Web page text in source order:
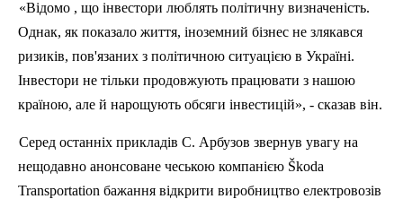
«Відомо , що інвестори люблять політичну визначеність.
Однак, як показало життя, іноземний бізнес не злякався
ризиків, пов'язаних з політичною ситуацією в Україні.
Інвестори не тільки продовжують працювати з нашою
країною, але й нарощують обсяги інвестицій», - сказав він.
Серед останніх прикладів С. Арбузов звернув увагу на
нещодавно анонсоване чеською компанією Škoda
Transportation бажання відкрити виробництво електровозів